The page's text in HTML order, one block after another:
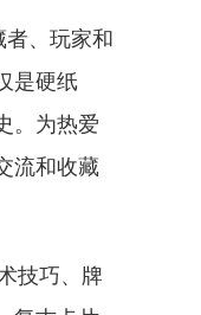
者、玩家和
是硬纸
。为热爱
流和收藏
技巧、牌